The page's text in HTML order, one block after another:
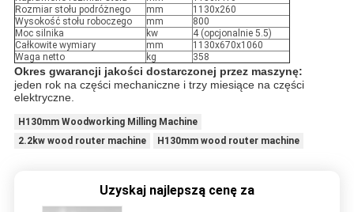
Rozmiar stołu podróżnego
mm
1130x260
Wysokość stołu roboczego
mm
800
Moc silnika
kw
4 (opcjonalnie 5.5)
Całkowite wymiary
mm
1130x670x1060
Waga netto
kg 358
Okres gwarancji jakości dostarczonej przez maszynę:
jeden rok na części mechaniczne i trzy miesiące na części
elektryczne.
H130mm Woodworking Milling Machine
2.2kw wood router machine
H130mm wood router machine
Uzyskaj najlepszą cenę za